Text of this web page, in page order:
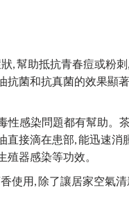
, 幫助抵抗青春痘或粉
菌和抗真菌的效果顯
性感染問題都有幫助。
接滴在患部, 能迅速
器感染等功效。
使用, 除了讓居家空氣